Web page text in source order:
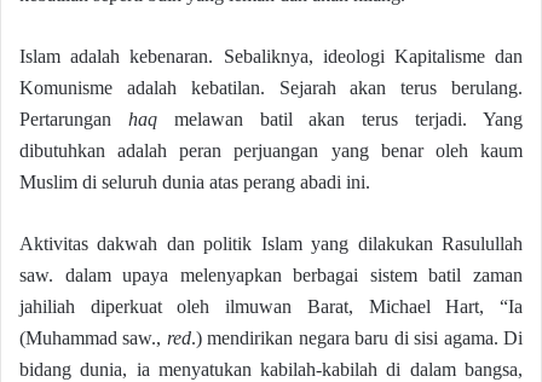
Islam adalah kebenaran. Sebaliknya, ideologi Kapitalisme dan
Komunisme adalah kebatilan. Sejarah akan terus berulang.
Pertarungan haqmelawan batil akan terus terjadi. Yang
dibutuhkan adalah peran perjuangan yang benar oleh kaum
Muslim di seluruh dunia atas perang abadi ini.
Aktivitas dakwah dan politik Islam yang dilakukan Rasulullah
saw. dalam upaya melenyapkan berbagai sistem batil zaman
jahiliah diperkuat oleh ilmuwan Barat, Michael Hart, “Ia
(Muhammad saw., red.) mendirikan negara baru di sisi agama. Di
bidang dunia, ia menyatukan kabilah-kabilah di dalam bangsa,